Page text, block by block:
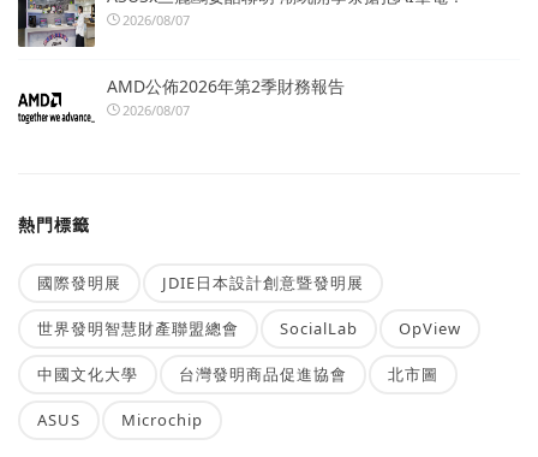
2026/08/07
AMD公佈2026年第2季財務報告
2026/08/07
熱門標籤
國際發明展 JDIE日本設計創意暨發明展
世界發明智慧財產聯盟總會 SocialLab OpView
中國文化大學 台灣發明商品促進協會 北市圖
ASUS Microchip